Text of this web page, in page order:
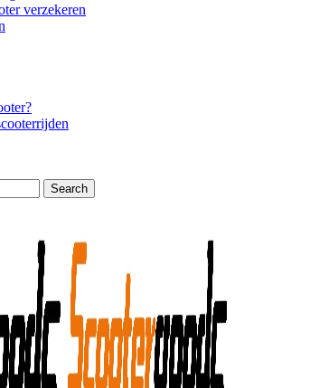
verzekeren
Search